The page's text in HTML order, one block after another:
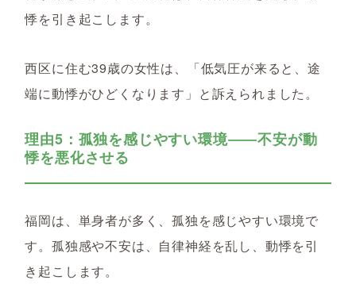
悸を引き起こします。
西区に住む39歳の女性は、「低気圧が来ると、途
端に動悸がひどくなります」と訴えられました。
理由5：孤独を感じやすい環境――不安が動
悸を悪化させる
福岡は、単身者が多く、孤独を感じやすい環境で
す。孤独感や不安は、自律神経を乱し、動悸を引
き起こします。